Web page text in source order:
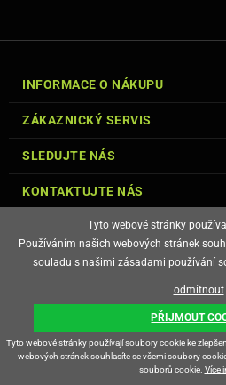
INFORMACE O NÁKUPU
ZÁKAZNICKÝ SERVIS
SLEDUJTE NÁS
KONTAKTUJTE NÁS
E-shop vytvořila
Tyto webové stránky
Používáním našich webových stránek
souladu s našimi zásadami používání
odmítnout
PŘIJMOUT
Tyto webové stránky používají soubory cookie ke
webových stránek souhlasíte se všemi soubory
souborů cookie. Více